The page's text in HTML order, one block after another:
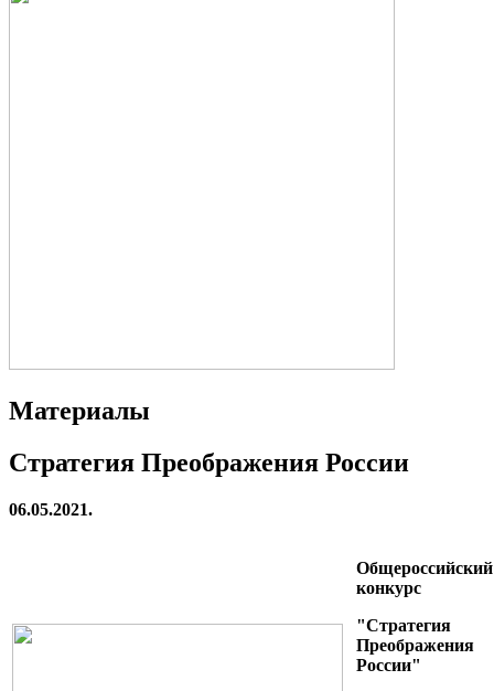
Материалы
Стратегия Преображения России
06.05.2021.
Общероссийский
конкурс
"Стратегия
Преображения
России"